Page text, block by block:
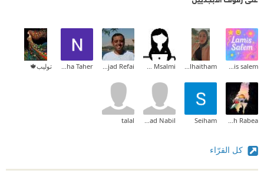
توليب🍁
Seiham
talal
كل القرّاء